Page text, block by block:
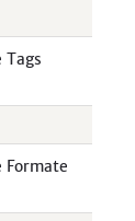
Tags
Formate